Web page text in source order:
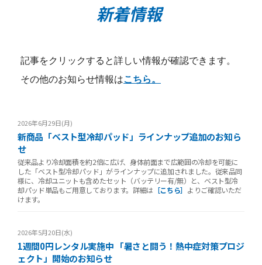
新着情報
記事をクリックすると詳しい情報が確認できます。
その他のお知らせ情報はこちら。
2026年6月29日(月)
新商品「ベスト型冷却パッド」ラインナップ追加のお知ら
せ
従来品より冷却面積を約2倍に広げ、身体前面まで広範囲の冷却を可能に
した「ベスト型冷却パッド」がラインナップに追加されました。従来品同
様に、冷却ユニットも含めたセット（バッテリー有/無）と、ベスト型冷
却パッド単品もご用意しております。詳細は ［こちら］ よりご確認いただ
けます。
2026年5月20日(水)
1週間0円レンタル実施中 「暑さと闘う！熱中症対策プロジ
ェクト」開始のお知らせ